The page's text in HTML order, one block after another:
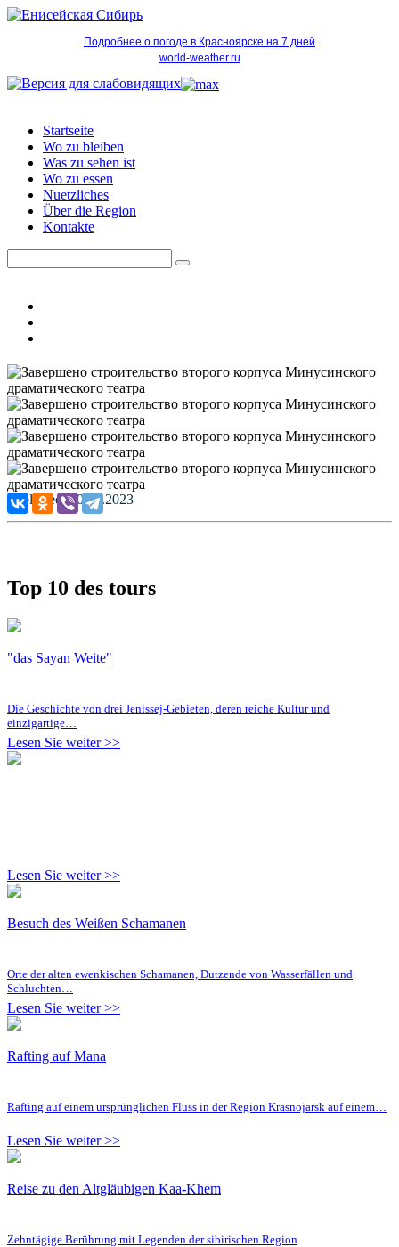
Подробнее о погоде в Красноярске на 7 дней
world-weather.ru
Startseite
Wo zu bleiben
Was zu sehen ist
Wo zu essen
Nuetzliches
Über die Region
Kontakte
Published: 30.01.2023
Top 10 des tours
"das Sayan Weite"
Die Geschichte von drei Jenissej-Gebieten, deren reiche Kultur und
einzigartige…
Lesen Sie weiter >>
Lesen Sie weiter >>
Besuch des Weißen Schamanen
Orte der alten ewenkischen Schamanen, Dutzende von Wasserfällen und
Schluchten…
Lesen Sie weiter >>
Rafting auf Mana
Rafting auf einem ursprünglichen Fluss in der Region Krasnojarsk auf einem…
Lesen Sie weiter >>
Reise zu den Altgläubigen Kaa-Khem
Zehntägige Berührung mit Legenden der sibirischen Region